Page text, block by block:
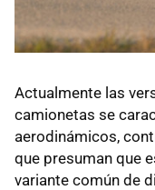
Actualmente las
camionetas se
aerodinámicos,
que presuman que
variante común de